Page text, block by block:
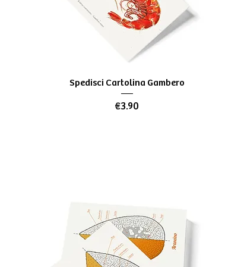
Quick View
Spedisci Cartolina Gambero
Price
€3.90